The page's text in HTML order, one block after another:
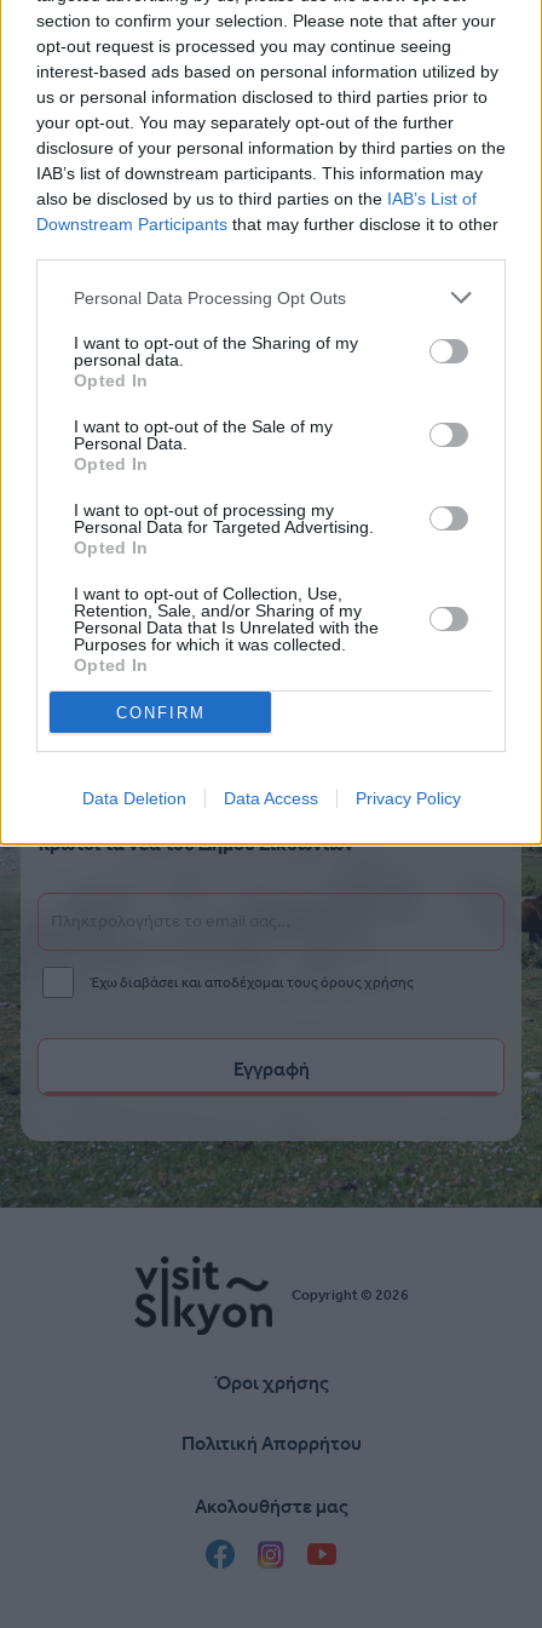
section to confirm your selection. Please note that after your
opt-out request is processed you may continue seeing
interest-based ads based on personal information utilized by
us or personal information disclosed to third parties prior to
your opt-out. You may separately opt-out of the further
disclosure of your personal information by third parties on the
IAB’s list of downstream participants. This information may
also be disclosed by us to third parties on the IAB’s List of
Downstream Participants that may further disclose it to other
Personal Data Processing Opt Outs
I want to opt-out of the Sharing of my
personal data.
Opted In
I want to opt-out of the Sale of my
Personal Data.
Opted In
I want to opt-out of processing my
Personal Data for Targeted Advertising.
Opted In
I want to opt-out of Collection, Use,
Retention, Sale, and/or Sharing of my
Personal Data that Is Unrelated with the
Purposes for which it was collected.
Opted In
CONFIRM
Data Deletion Data Access Privacy Policy
αρχαίας ακρόπολης υπάρχουν στο σηµερινό ύψωµα
«Κάστριζα» 600 m µακριά από το χωριό.
Μοιραστείτε:
πρώτοι τα νέα του Δήμου Σικυωνιών
Έχω διαβάσει και αποδέχομαι τους όρους χρήσης
Copyright © 2026
Υποσέλιδο
Όροι χρήσης
Πολιτική Απορρήτου
Ακολουθήστε μας